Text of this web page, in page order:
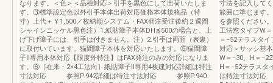
なります。＜色＞＜品種対応＞引手を黒色にして出荷いたしま
す。③標準設定色以外引手本体出荷対応価格本体規格品（特
寸）上代＋￥1,500／枚納期システム・FAX発注受注後約２週間
シャインニッケル黒色注）1.紙貼障子本体DH≦500の場合と、上
げ下げ障子には、引手は付きません。注）2.引手は両面（表裏）
に取付いています。猫間障子本体を対応いたします。⑤猫間障
子Ⅱ専用本体対応【限度外特注】はFAX発注のみの対応になりま
す。⑥［在来・2×4工法向］紙貼障子Ⅱ専用4枚建対応詳細は特注
寸法対応 参照P.942詳細は特注寸法対応 参照P.940
寸法を記入して
範囲に準じます
を参照ください
工法窓タイプW
＝−52テラスタ
対応＞サッシ基
W＝−30、H＝
H＝−52テラスタ
は特注寸法対